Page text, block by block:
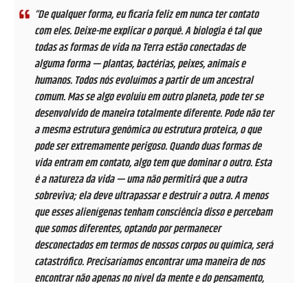
“De qualquer forma, eu ficaria feliz em nunca ter contato
com eles. Deixe-me explicar o porquê. A biologia é tal que
todas as formas de vida na Terra estão conectadas de
alguma forma — plantas, bactérias, peixes, animais e
humanos. Todos nós evoluímos a partir de um ancestral
comum. Mas se algo evoluiu em outro planeta, pode ter se
desenvolvido de maneira totalmente diferente. Pode não ter
a mesma estrutura genômica ou estrutura proteica, o que
pode ser extremamente perigoso. Quando duas formas de
vida entram em contato, algo tem que dominar o outro. Esta
é a natureza da vida — uma não permitirá que a outra
sobreviva; ela deve ultrapassar e destruir a outra. A menos
que esses alienígenas tenham consciência disso e percebam
que somos diferentes, optando por permanecer
desconectados em termos de nossos corpos ou química, será
catastrófico. Precisaríamos encontrar uma maneira de nos
encontrar não apenas no nível da mente e do pensamento,